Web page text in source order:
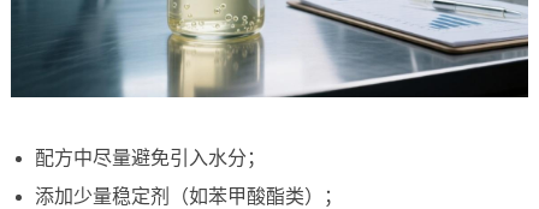
配方中尽量避免引入水分；
添加少量稳定剂（如苯甲酸酯类）；